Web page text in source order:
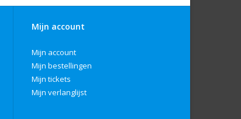
Mijn account
Mijn account
Mijn bestellingen
Mijn tickets
Mijn verlanglijst